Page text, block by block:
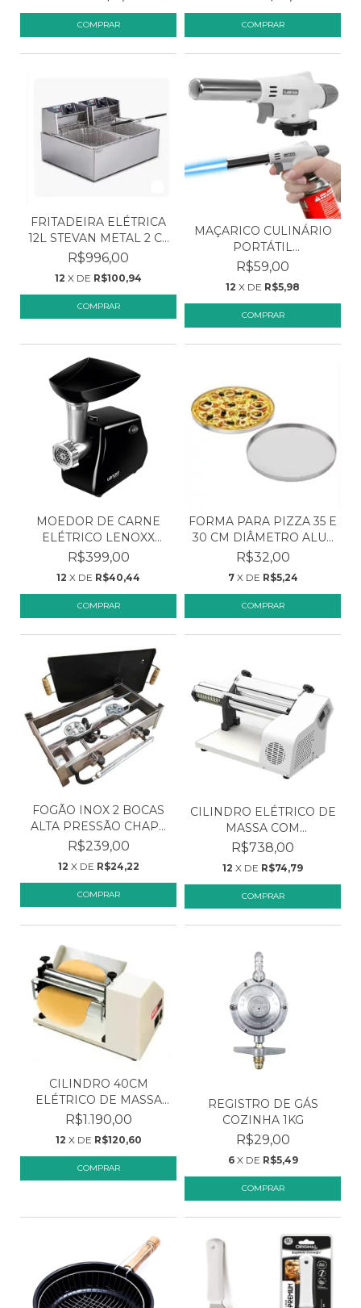
FRITADEIRA ELÉTRICA
12L STEVAN METAL 2 C...
R$996,00
12 X DE R$100,94
MAÇARICO CULINÁRIO
PORTÁTIL
ACENDIMENTO...
R$59,00
12 X DE R$5,98
MOEDOR DE CARNE
ELÉTRICO LENOXX
MULTIFUN...
R$399,00
12 X DE R$40,44
FORMA PARA PIZZA 35 E
30 CM DIÂMETRO ALU...
R$32,00
7 X DE R$5,24
COMPRAR
FOGÃO INOX 2 BOCAS
ALTA PRESSÃO CHAPA
IN...
R$239,00
12 X DE R$24,22
COMPRAR
CILINDRO ELÉTRICO DE
MASSA COM
CORTADOR...
R$738,00
12 X DE R$74,79
COMPRAR
CILINDRO 40CM
ELÉTRICO DE MASSA
SARO
R$1.190,00
12 X DE R$120,60
REGISTRO DE GÁS
COZINHA 1KG
R$29,00
6 X DE R$5,49